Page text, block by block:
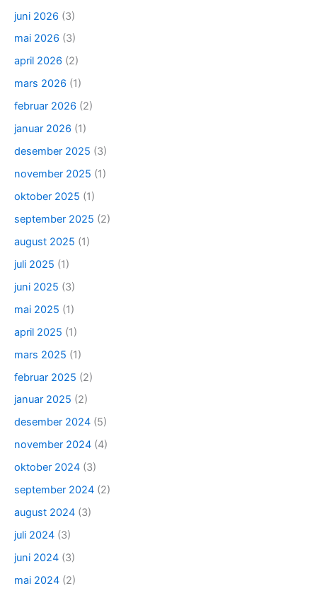
juni 2026 (3)
mai 2026 (3)
april 2026 (2)
mars 2026 (1)
februar 2026 (2)
januar 2026 (1)
desember 2025 (3)
november 2025 (1)
oktober 2025 (1)
september 2025 (2)
august 2025 (1)
juli 2025 (1)
juni 2025 (3)
mai 2025 (1)
april 2025 (1)
mars 2025 (1)
februar 2025 (2)
januar 2025 (2)
desember 2024 (5)
november 2024 (4)
oktober 2024 (3)
september 2024 (2)
august 2024 (3)
juli 2024 (3)
juni 2024 (3)
mai 2024 (2)